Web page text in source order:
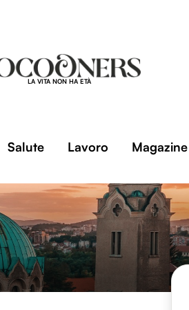
LA VITA NON HA ETÀ
Salute Lavoro Magazine